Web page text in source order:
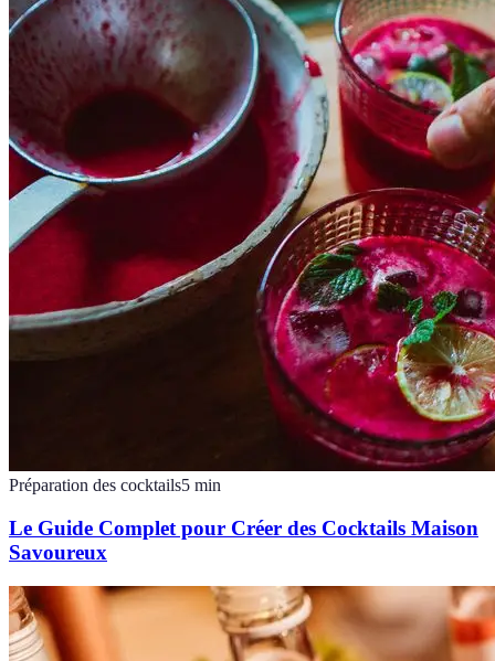
Préparation des cocktails5 min
Le Guide Complet pour Créer des Cocktails Maison
Savoureux